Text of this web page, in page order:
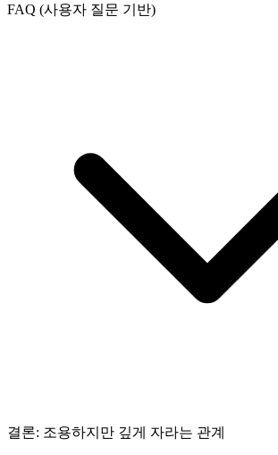
FAQ (사용자 질문 기반)
결론: 조용하지만 깊게 자라는 관계